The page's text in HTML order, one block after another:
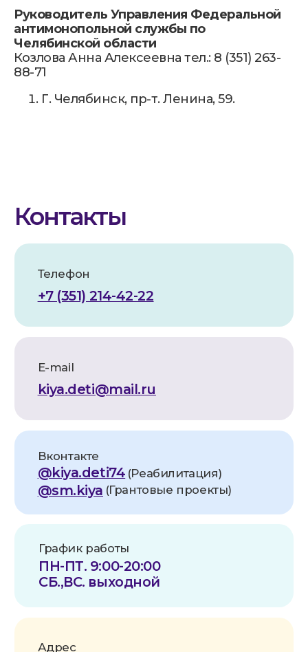
Руководитель Управления Федеральной
антимонопольной службы по
Челябинской области
Козлова Анна Алексеевна тел.: 8 (351) 263-
88-71
Г. Челябинск, пр-т. Ленина, 59.
медицинской и реабилитационной
Адрес
График работы
Телефон
+7 (351) 214-42-22
E-mail